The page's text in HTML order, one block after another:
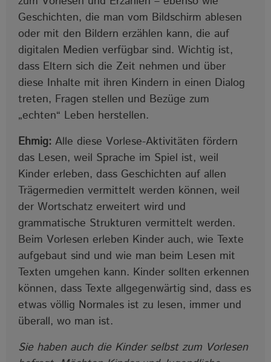
Geschichten, die man vom Bildschirm ablesen
oder mit den Bildern erzählen kann, die auf
digitalen Medien verfügbar sind. Wichtig ist,
dass Eltern sich die Zeit nehmen und über
diese Inhalte mit ihren Kindern in einen Dialog
treten, Fragen stellen und Bezüge zum
„echten“ Leben herstellen.
Ehmig: Alle diese Vorlese-Aktivitäten fördern
das Lesen, weil Sprache im Spiel ist, weil
Kinder erleben, dass Geschichten auf allen
Trägermedien vermittelt werden können, weil
der Wortschatz erweitert wird und
grammatische Strukturen vermittelt werden.
Beim Vorlesen erleben Kinder auch, wie Texte
aufgebaut sind und wie man beim Lesen mit
Texten umgehen kann. Kinder sollten erkennen
können, dass Texte allgegenwärtig sind, dass es
etwas völlig Normales ist zu lesen, immer und
überall, wo man ist.
Sie haben auch die Kinder selbst zum Vorlesen